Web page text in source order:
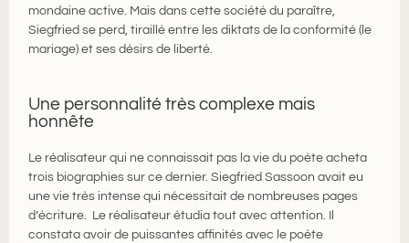
mondaine active. Mais dans cette société du paraître,
Siegfried se perd, tiraillé entre les diktats de la conformité (le
mariage) et ses désirs de liberté.
Une personnalité très complexe mais
honnête
Le réalisateur qui ne connaissait pas la vie du poète acheta
trois biographies sur ce dernier. Siegfried Sassoon avait eu
une vie très intense qui nécessitait de nombreuses pages
d’écriture. Le réalisateur étudia tout avec attention. Il
constata avoir de puissantes affinités avec le poète